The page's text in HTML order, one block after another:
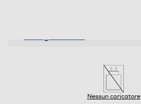
Nessun caricatore